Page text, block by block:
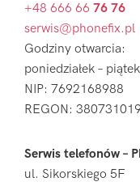
+48 666 66 76 76
serwis@phonefix.pl
Godziny otwarcia:
poniedziałek –
NIP: 7692168988
REGON: 380731019
Serwis telefonów –
ul. Sikorskiego 5F